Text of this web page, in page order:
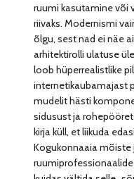
ruumi kasutamine või
riivaks. Modernismi
õlgu, sest nad ei näe
arhitektirolli ulatuse
loob hüperrealistlike
internetikaubamajast
mudelit hästi
sidusust ja
kirja küll, et liikuda
Kogukonnaaia mõiste
ruumiprofessionaalide